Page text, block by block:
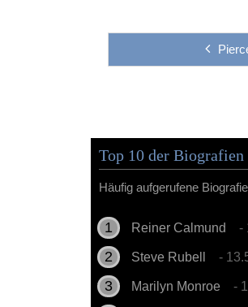
Top 10 der Biografien
Häufig aufgerufene
Reiner Calmund -
Steve Rubell -
Marilyn Monroe -